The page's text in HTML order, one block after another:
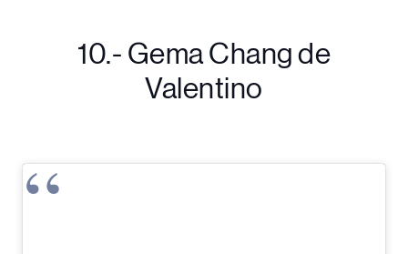
10.- Gema Chang de
Valentino